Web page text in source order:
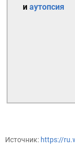
и аутопсия
Источник: https://